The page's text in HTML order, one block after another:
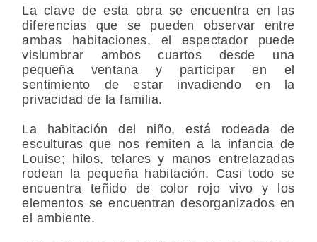
La clave de esta obra se encuentra en las
diferencias que se pueden observar entre
ambas habitaciones, el espectador puede
vislumbrar ambos cuartos desde una
pequeña ventana y participar en el
sentimiento de estar invadiendo en la
privacidad de la familia.
La habitación del niño, está rodeada de
esculturas que nos remiten a la infancia de
Louise; hilos, telares y manos entrelazadas
rodean la pequeña habitación. Casi todo se
encuentra teñido de color rojo vivo y los
elementos se encuentran desorganizados en
el ambiente.